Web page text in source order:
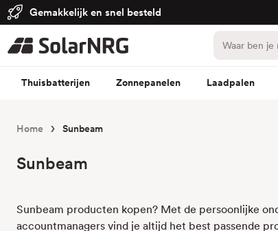
Gemakkelijk en snel besteld
Thuisbatterijen Zonnepanelen Laadpalen
Home Sunbeam
Sunbeam
Sunbeam producten kopen? Met de persoonlijke
accountmanagers vind je altijd het best passende